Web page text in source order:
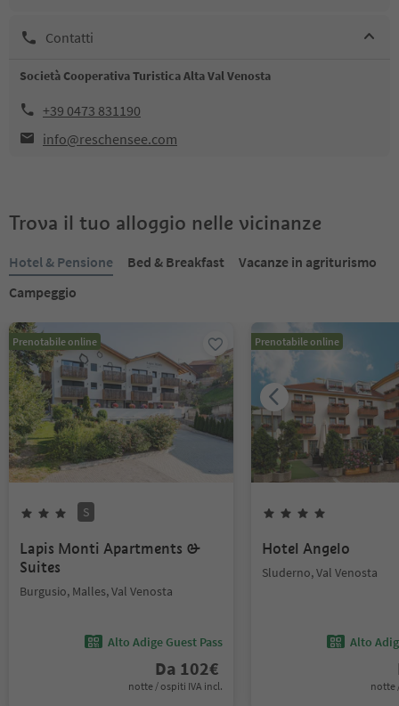
Contatti
Società Cooperativa Turistica Alta Val Venosta
+39 0473 831190
info@reschensee.com
Trova il tuo alloggio nelle vicinanze
Hotel & Pensione Bed & Breakfast
Vacanze in agriturismo
Campeggio
Prenotabile online
S
Lapis Monti Apartments &
Suites
Burgusio, Malles, Val Venosta
Alto Adige Guest Pass
Da 102€
notte / ospiti IVA incl.
Prenotabile online
Hotel Angelo
Sluderno, Val Venosta
Alto
notte